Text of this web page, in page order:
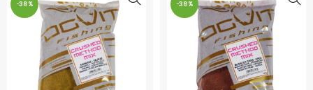
-38% -38%